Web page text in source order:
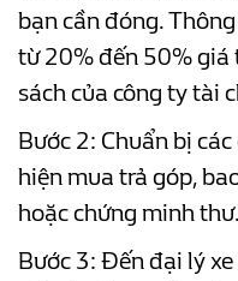
bạn cần đóng.
từ 20% đến 50% giá
sách của công ty tài
Bước 2: Chuẩn bị
hiện mua trả góp,
hoặc chứng minh thư.
Bước 3: Đến đại lý